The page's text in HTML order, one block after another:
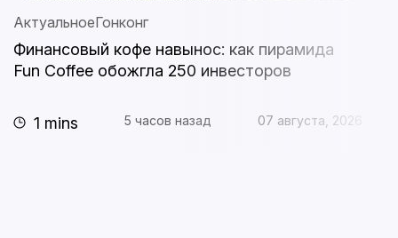
АктуальноеГонконг
Финансовый кофе навынос: как пирамида
Fun Coffee обожгла 250 инвесторов
1 mins 5 часов назад 07 августа, 2026